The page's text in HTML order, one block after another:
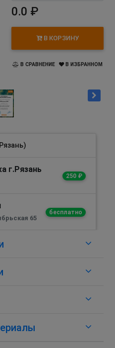
0.0 ₽
В КОРЗИНУ
В СРАВНЕНИЕ В ИЗБРАННОМ
г.Рязань
250 ₽
бесплатно
65